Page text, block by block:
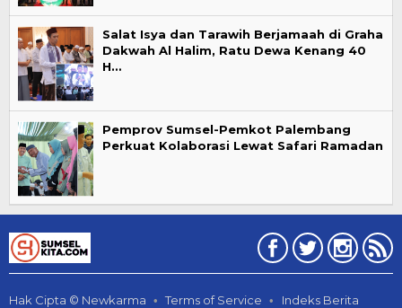
Salat Isya dan Tarawih Berjamaah di Graha
Dakwah Al Halim, Ratu Dewa Kenang 40
H…
Pemprov Sumsel-Pemkot Palembang
Perkuat Kolaborasi Lewat Safari Ramadan
Hak Cipta © Newkarma Terms of Service Indeks Berita